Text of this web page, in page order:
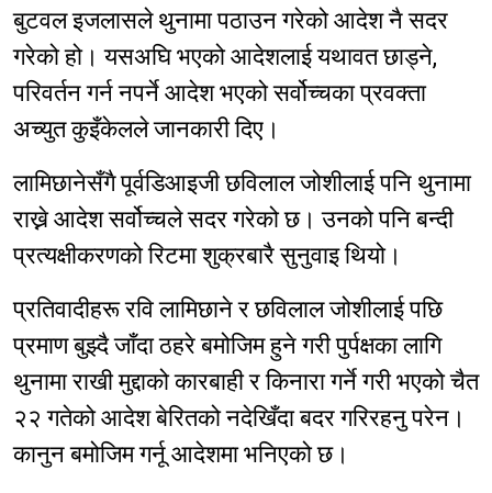
बुटवल इजलासले थुनामा पठाउन गरेको आदेश नै सदर
गरेको हो। यसअघि भएको आदेशलाई यथावत छाड्ने,
परिवर्तन गर्न नपर्ने आदेश भएको स‍र्वोच्चका प्रवक्ता
अच्युत कुइँकेलले जानकारी दिए।
लामिछानेसँगै पूर्वडिआइजी छविलाल जोशीलाई पनि थुनामा
राख्ने आदेश सर्वोच्चले सदर गरेको छ। उनको पनि बन्दी
प्रत्यक्षीकरणको रिटमा शुक्रबारै सुनुवाइ थियो।
प्रतिवादीहरू रवि लामिछाने र छविलाल जोशीलाई पछि
प्रमाण बुझ्दै जाँदा ठहरे बमोजिम हुने गरी पुर्पक्षका लागि
थुनामा राखी मुद्दाको कारबाही र किनारा गर्ने गरी भएको चैत
२२ गतेको आदेश बेरितको नदेखिँदा बदर गरिरहनु परेन।
कानुन बमोजिम गर्नू आदेशमा भनिएको छ।